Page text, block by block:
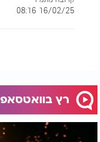
16/02/25 08:16
רץ בוואטסאפ